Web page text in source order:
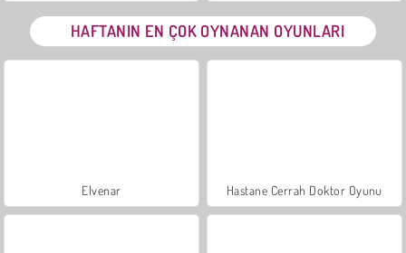
HAFTANIN EN ÇOK OYNANAN OYUNLARI
Elvenar Hastane Cerrah Doktor Oyunu